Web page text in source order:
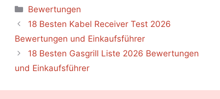
Categories
Bewertungen
18 Besten Kabel Receiver Test 2026
Bewertungen und Einkaufsführer
18 Besten Gasgrill Liste 2026 Bewertungen
und Einkaufsführer